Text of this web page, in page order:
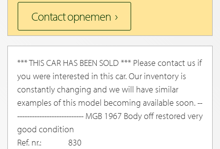
Contact opnemen
*** THIS CAR HAS BEEN SOLD *** Please contact us if
you were interested in this car. Our inventory is
constantly changing and we will have similar
examples of this model becoming available soon. --
--------------------------- MGB 1967 Body off restored very
good condition
Ref. nr.:
830